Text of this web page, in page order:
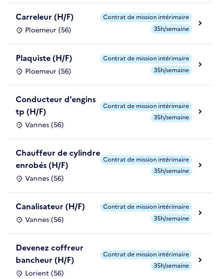
Carreleur (H/F)
Ploemeur (56)
Contrat de mission intérimaire
35h/semaine
Plaquiste (H/F)
Ploemeur (56)
Contrat de mission intérimaire
35h/semaine
Conducteur d'engins
tp (H/F)
Vannes (56)
Contrat de mission intérimaire
35h/semaine
Chauffeur de cylindre
enrobés (H/F)
Vannes (56)
Contrat de mission intérimaire
35h/semaine
Canalisateur (H/F)
Vannes (56)
Contrat de mission intérimaire
35h/semaine
Devenez coffreur
bancheur (H/F)
Lorient (56)
Contrat de mission intérimaire
35h/semaine